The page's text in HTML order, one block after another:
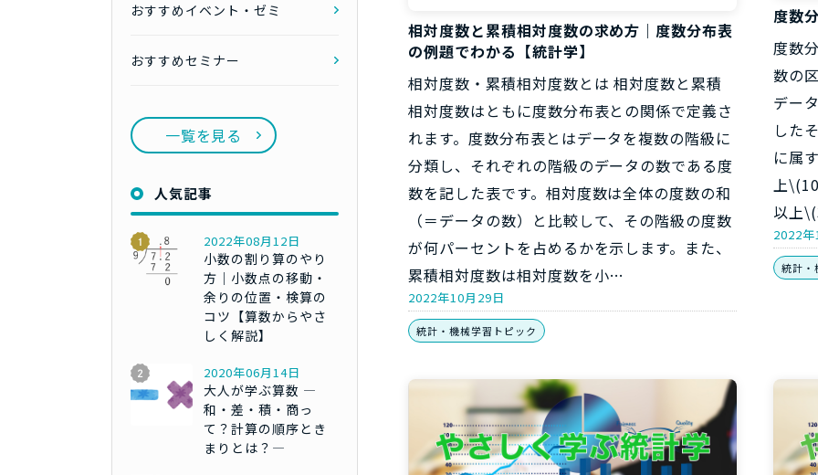
相対度数と累積相対度数の求め方｜度数分布表
の例題でわかる【統計学】
相対度数・累積相対度数とは 相対度数と累積
相対度数はともに度数分布表との関係で定義さ
れます。度数分布表とはデータを複数の階級に
分類し、それぞれの階級のデータの数である度
数を記した表です。相対度数は全体の度数の和
（＝データの数）と比較して、その階級の度数
が何パーセントを占めるかを示します。また、
累積相対度数は相対度数を小…
2022年10月29日
統計・機械学習トピック
度数
度数
数の
デー
した
に属
上
以上
2022
統計・
おすすめイベント・ゼミ
おすすめセミナー
一覧を見る
人気記事
2022年08月12日
小数の割り算のやり
方｜小数点の移動・
余りの位置・検算の
コツ【算数からやさ
しく解説】
2020年06月14日
大人が学ぶ算数 ―
和・差・積・商っ
て？計算の順序とき
まりとは？―